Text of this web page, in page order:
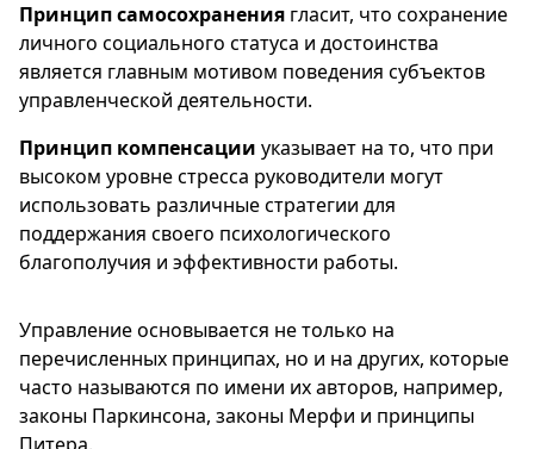
Принцип самосохранения гласит, что сохранение
личного социального статуса и достоинства
является главным мотивом поведения субъектов
управленческой деятельности.
Принцип компенсации указывает на то, что при
высоком уровне стресса руководители могут
использовать различные стратегии для
поддержания своего психологического
благополучия и эффективности работы.
Управление основывается не только на
перечисленных принципах, но и на других, которые
часто называются по имени их авторов, например,
законы Паркинсона, законы Мерфи и принципы